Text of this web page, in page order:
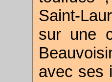
Saint-
sur une
avec ses